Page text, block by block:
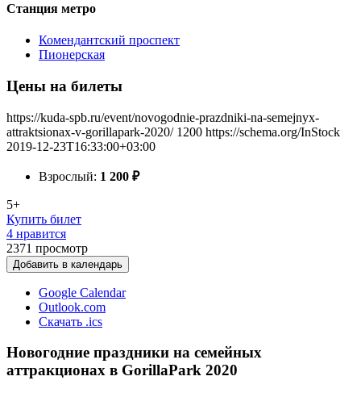
Станция метро
Комендантский проспект
Пионерская
Цены на билеты
https://kuda-spb.ru/event/novogodnie-prazdniki-na-semejnyx-
attraktsionax-v-gorillapark-2020/ 1200 https://schema.org/InStock
2019-12-23T16:33:00+03:00
Взрослый: 1 200 ₽
5+
Купить билет
4 нравится
2371 просмотр
Добавить в календарь
Google Calendar
Outlook.com
Скачать .ics
Новогодние праздники на семейных
аттракционах в GorillaPark 2020